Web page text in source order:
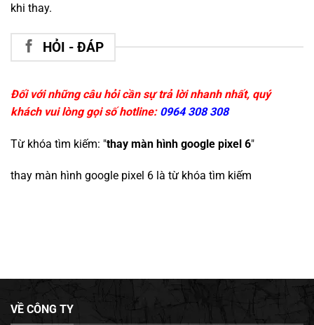
khi thay.
HỎI - ĐÁP
Đối với những câu hỏi cần sự trả lời nhanh nhất, quý
khách vui lòng gọi số hotline: 0964 308 308
Từ khóa tìm kiếm: "thay màn hình google pixel 6"
thay màn hình google pixel 6 là từ khóa tìm kiếm
VỀ CÔNG TY